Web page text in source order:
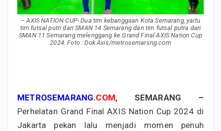
– AXIS NATION CUP- Dua tim kebanggaan Kota Semarang, yaitu
tim futsal putri dari SMAN 14 Semarang dan tim futsal putra dari
SMAN 11 Semarang melenggang ke Grand Final AXIS Nation Cup
2024. Foto : Dok.Axis/metrosemarsng.com
METROSEMARANG.COM, SEMARANG –
Perhelatan Grand Final AXIS Nation Cup 2024 di
Jakarta pekan lalu menjadi momen penuh